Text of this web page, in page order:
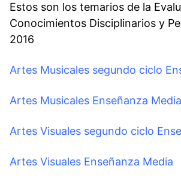
Estos son los temarios de la
Conocimientos Disciplinarios y
2016
Artes Musicales segundo ciclo
Artes Musicales Enseñanza Media
Artes Visuales segundo ciclo
Artes Visuales Enseñanza Media